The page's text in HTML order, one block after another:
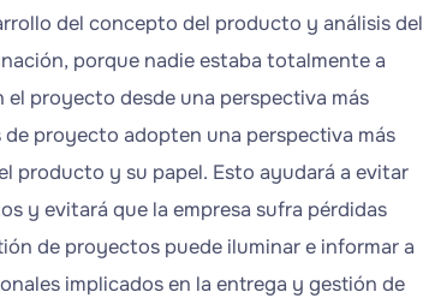
del concepto del producto y análisis del
porque nadie estaba totalmente a
proyecto desde una perspectiva más
de proyecto adopten una perspectiva más
producto y su papel. Esto ayudará a evitar
y evitará que la empresa sufra pérdidas
de proyectos puede iluminar e informar a
implicados en la entrega y gestión de